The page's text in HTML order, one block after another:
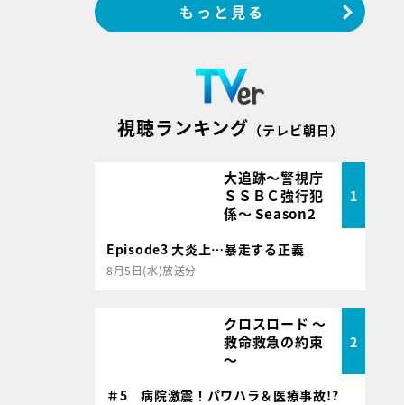
もっと見る
視聴ランキング （テレビ朝日）
大追跡～警視庁
ＳＳＢＣ強行犯
係～ Season2
1
Episode3 大炎上…暴走する正義
8月5日(水)放送分
クロスロード ～
救命救急の約束
～
2
＃5 病院激震！パワハラ＆医療事故!?